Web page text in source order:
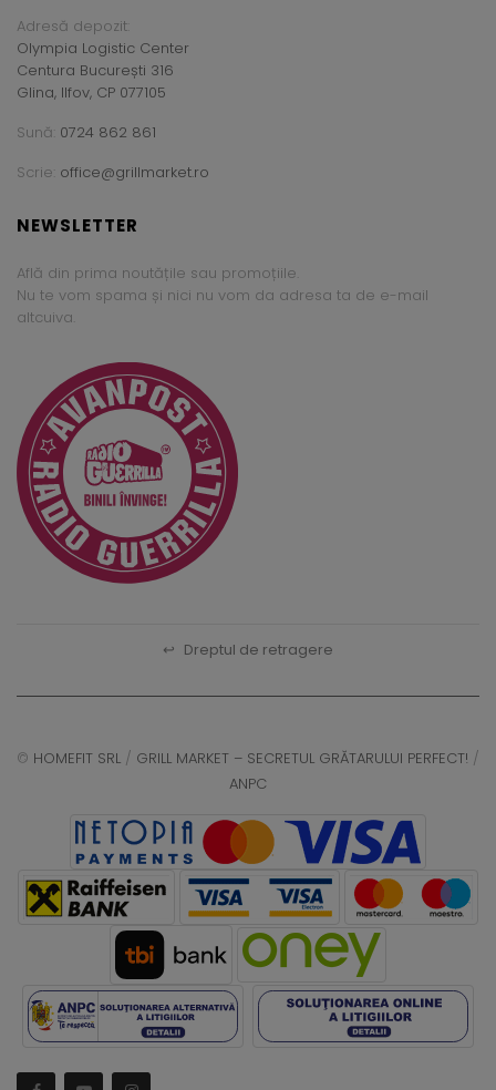
Adresă depozit:
Olympia Logistic Center
Centura București 316
Glina, Ilfov, CP 077105
Sună: 0724 862 861
Scrie: office@grillmarket.ro
NEWSLETTER
Află din prima noutățile sau promoțiile.
Nu te vom spama și nici nu vom da adresa ta de e-mail
altcuiva.
↩ Dreptul de retragere
© HOMEFIT SRL / GRILL MARKET – SECRETUL GRĂTARULUI PERFECT! /
ANPC